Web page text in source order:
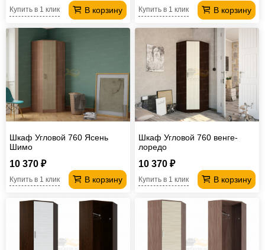
В корзину
Купить в 1 клик В корзину
Купить в 1 клик
Шкаф Угловой 760 Ясень
Шимо
10 370 ₽
В корзину
Купить в 1 клик
Шкаф Угловой 760 венге-
лоредо
10 370 ₽
В корзину
Купить в 1 клик